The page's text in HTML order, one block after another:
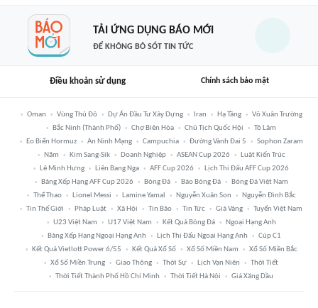
TẢI ỨNG DỤNG BÁO MỚI
ĐỂ KHÔNG BỎ SÓT TIN TỨC
Điều khoản sử dụng Chính sách bảo mật
Oman Vùng Thủ Đô Dự Án Đầu Tư Xây Dựng Iran Hạ Tầng
Võ Xuân Trường
Bắc Ninh (thành Phố)
Chợ Biên Hòa Chủ Tịch Quốc Hội
Tô Lâm
Eo Biển Hormuz
An Ninh Mạng Campuchia Đường Vành Đai 5
Sophon Zaram
Năm
Kim Sang-Sik Doanh Nghiệp ASEAN Cup 2026
Luật Kiến Trúc
Lê Minh Hưng
Liên Bang Nga AFF Cup 2026
Lịch Thi Đấu AFF Cup 2026
Bảng Xếp Hạng AFF Cup 2026
Bóng Đá Báo Bóng Đá
Bóng Đá Việt Nam
Thể Thao
Lionel Messi Lamine Yamal Nguyễn Xuân Son
Nguyễn Đình Bắc
Tin Thế Giới
Pháp Luật Xã Hội Tin Bão Tin Tức Giá Vàng
Tuyển Việt Nam
U23 Việt Nam
U17 Việt Nam Kết Quả Bóng Đá
Ngoại Hạng Anh
Bảng Xếp Hạng Ngoại Hạng Anh
Lịch Thi Đấu Ngoại Hạng Anh
Cúp C1
Kết Quả Vietlott Power 6/55
Kết Quả Xổ Số Xổ Số Miền Nam
Xổ Số Miền Bắc
Xổ Số Miền Trung
Giao Thông Thời Sự Lịch Vạn Niên
Thời Tiết
Thời Tiết Thành Phố Hồ Chí Minh
Thời Tiết Hà Nội Giá Xăng Dầu